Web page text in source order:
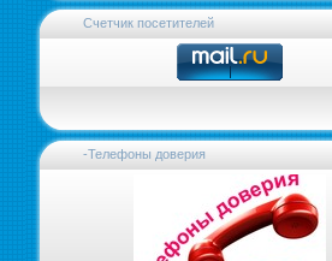
Счетчик посетителей
-Телефоны доверия